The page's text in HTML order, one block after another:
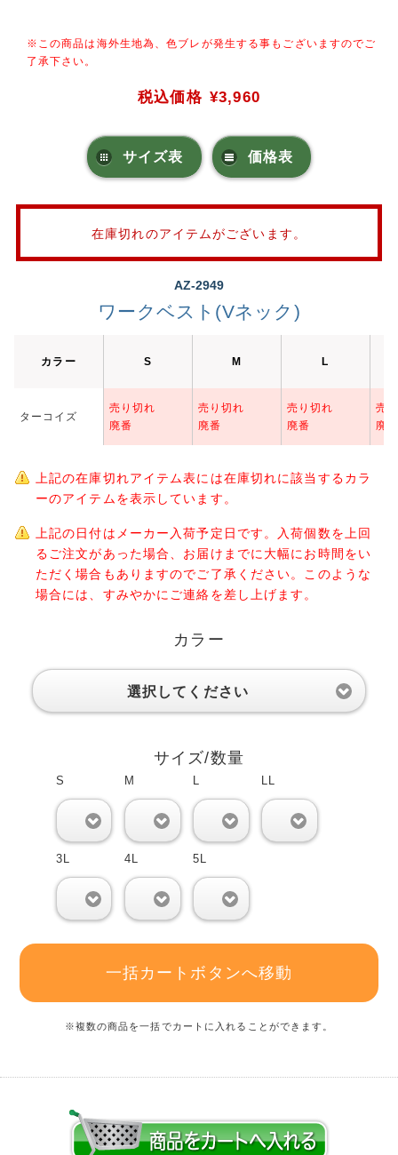
※この商品は海外生地為、色ブレが発生する事もございますのでご
了承下さい。
税込価格 ¥3,960
サイズ表 価格表
在庫切れのアイテムがございます。
AZ-2949
ワークベスト(Vネック)
カラー S M L
ターコイズ
売り切れ
廃番
売り切れ
廃番
売り切れ
廃番
売
廃番
上記の在庫切れアイテム表には在庫切れに該当するカラ
ーのアイテムを表示しています。
上記の日付はメーカー入荷予定日です。入荷個数を上回
るご注文があった場合、お届けまでに大幅にお時間をい
ただく場合もありますのでご了承ください。このような
場合には、すみやかにご連絡を差し上げます。
カラー
選択してください
サイズ/数量
S M L LL
3L 4L 5L
一括カートボタンへ移動
※複数の商品を一括でカートに入れることができます。